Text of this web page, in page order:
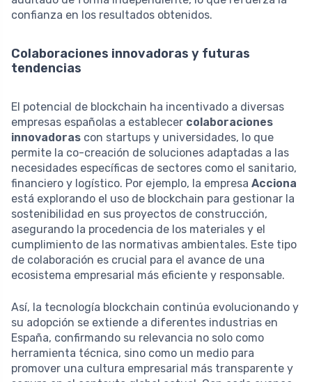
confianza en los resultados obtenidos.
Colaboraciones innovadoras y futuras
tendencias
El potencial de blockchain ha incentivado a diversas
empresas españolas a establecer colaboraciones
innovadoras con startups y universidades, lo que
permite la co-creación de soluciones adaptadas a las
necesidades específicas de sectores como el sanitario,
financiero y logístico. Por ejemplo, la empresa Acciona
está explorando el uso de blockchain para gestionar la
sostenibilidad en sus proyectos de construcción,
asegurando la procedencia de los materiales y el
cumplimiento de las normativas ambientales. Este tipo
de colaboración es crucial para el avance de una
ecosistema empresarial más eficiente y responsable.
Así, la tecnología blockchain continúa evolucionando y
su adopción se extiende a diferentes industrias en
España, confirmando su relevancia no solo como
herramienta técnica, sino como un medio para
promover una cultura empresarial más transparente y